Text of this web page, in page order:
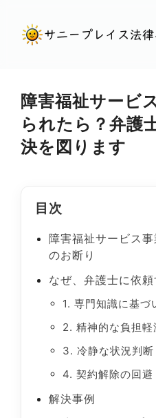
障害福祉サービ
られたら？弁護
決を図ります
目次
障害福祉サービス
のお断り
なぜ、弁護士に依頼
1. 専門知識に基づ
2. 精神的な負担軽
3. 冷静な状況判断
4. 契約解除の回避
解決事例